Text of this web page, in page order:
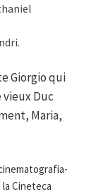
Giorgio qui
Duc
Maria,
Cineteca